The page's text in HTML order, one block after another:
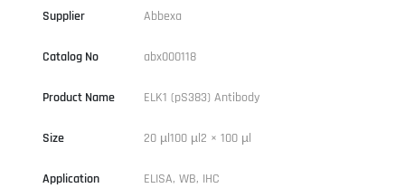
Supplier Abbexa
Catalog No abx000118
Product Name ELK1 (pS383) Antibody
Size 20 µl100 µl2 × 100 µl
Application ELISA, WB, IHC